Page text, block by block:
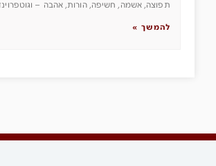
תפוצה, אשמה, חשיפה, הורות, אהבה –
להמשך »